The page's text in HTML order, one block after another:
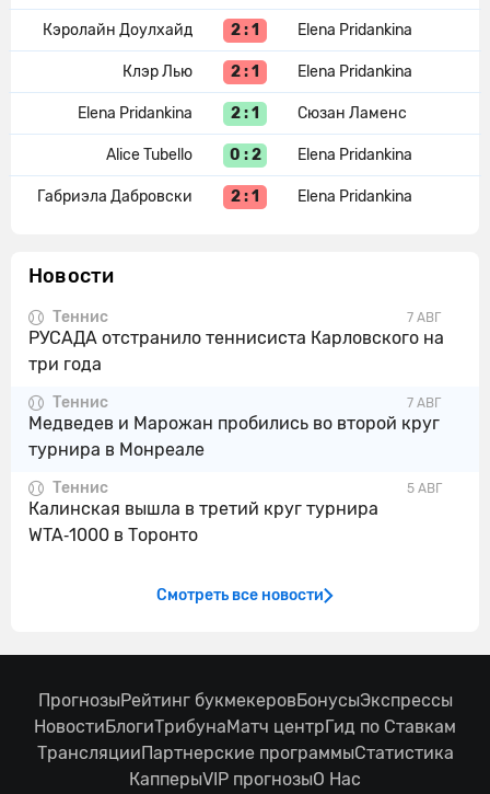
Кэролайн Доулхайд 2 : 1 Elena Pridankina
Клэр Лью 2 : 1 Elena Pridankina
Elena Pridankina 2 : 1 Сюзан Ламенс
Alice Tubello 0 : 2 Elena Pridankina
Габриэла Дабровски 2 : 1 Elena Pridankina
Новости
7 АВГ
Теннис
РУСАДА отстранило теннисиста Карловского на
три года
7 АВГ
Теннис
Медведев и Марожан пробились во второй круг
турнира в Монреале
5 АВГ
Теннис
Калинская вышла в третий круг турнира
WTA‑1000 в Торонто
Смотреть все новости
ПрогнозыРейтинг букмекеровБонусыЭкспрессы
НовостиБлогиТрибунаМатч центрГид по Ставкам
ТрансляцииПартнерские программыСтатистика
КапперыVIP прогнозыО Нас